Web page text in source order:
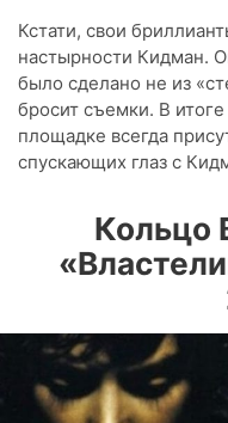
Кстати, свои
настырности Кидман.
было сделано не из
бросит съемки. В
площадке всегда
спускающих глаз с
Кольцо